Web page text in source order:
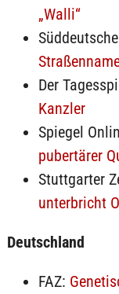
„Walli“
Der
Kanzler
Spiegel
pubertärer
Stuttgarter
unterbricht
Deutschland
FAZ: